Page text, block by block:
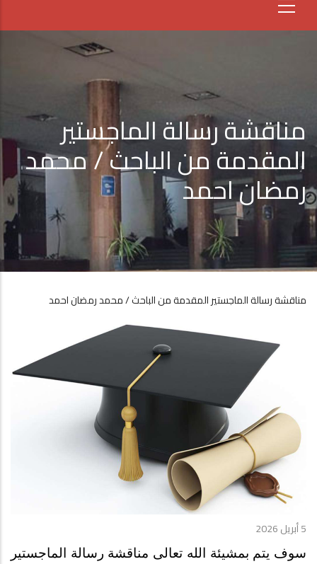
مناقشة رسالة الماجستير
المقدمة من الباحث / محمد
رمضان احمد
مناقشة رسالة الماجستير المقدمة من الباحث / محمد رمضان احمد
5 أبريل 2026
سوف يتم بمشيئة الله تعالى مناقشة رسالة الماجستير